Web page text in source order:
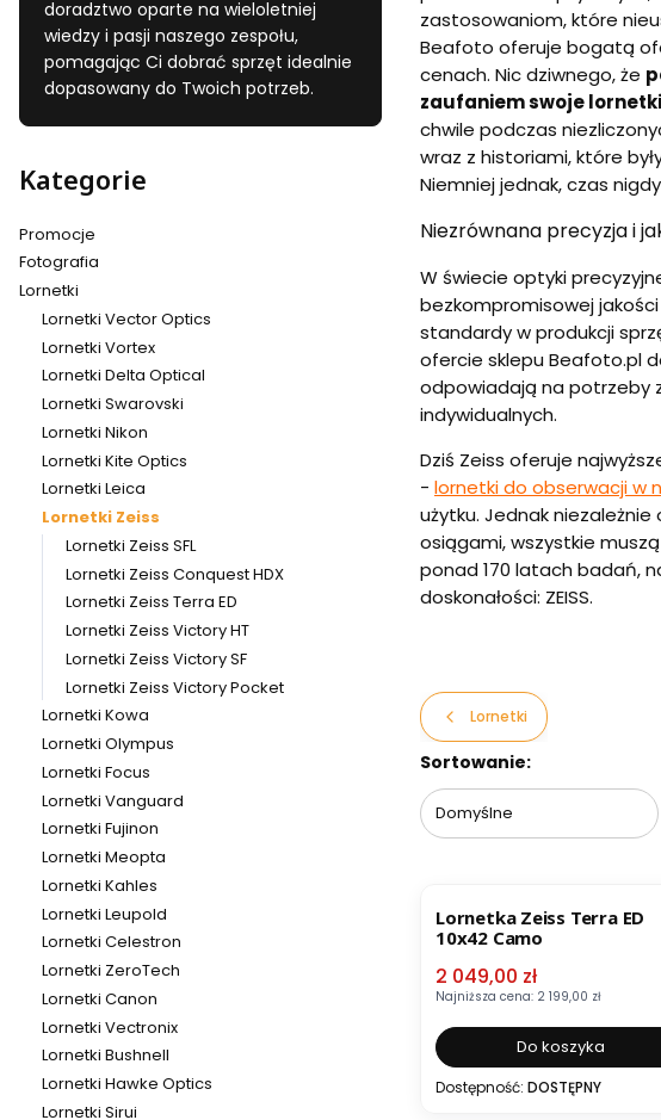
doradztwo oparte na wieloletniej
wiedzy i pasji naszego zespołu,
pomagając Ci dobrać sprzęt idealnie
dopasowany do Twoich potrzeb.
Kategorie
Promocje
Fotografia
Lornetki
Lornetki Vector Optics
Lornetki Vortex
Lornetki Delta Optical
Lornetki Swarovski
Lornetki Nikon
Lornetki Kite Optics
Lornetki Leica
Lornetki Zeiss
Lornetki Zeiss SFL
Lornetki Zeiss Conquest HDX
Lornetki Zeiss Terra ED
Lornetki Zeiss Victory HT
Lornetki Zeiss Victory SF
Lornetki Zeiss Victory Pocket
Lornetki Kowa
Lornetki Olympus
Lornetki Focus
Lornetki Vanguard
Lornetki Fujinon
Lornetki Meopta
Lornetki Kahles
Lornetki Leupold
Lornetki Celestron
Lornetki ZeroTech
Lornetki Canon
Lornetki Vectronix
Lornetki Bushnell
Lornetki Hawke Optics
Lornetki Sirui
zastosowaniom, które
Beafoto oferuje bogatą
cenach. Nic dziwnego, że
zaufaniem swoje
chwile podczas
wraz z historiami, które
Niemniej jednak, czas
Niezrównana precyzja i
W świecie optyki
bezkompromisowej
standardy w produkcji
ofercie sklepu Beafoto.pl
odpowiadają na potrzeby
indywidualnych.
Dziś Zeiss oferuje
- lornetki do obserwacji w
użytku. Jednak
osiągami, wszystkie
ponad 170 latach badań,
doskonałości: ZEISS.
Lornetki
Lista produktów
Sortowanie:
Domyślne
Lornetka Zeiss Terra ED
10x42 Camo
Cena promocyjna
2 049,00 zł
Najniższa cena: 2 199,00 zł
Do koszyka
Dostępność: DOSTĘPNY